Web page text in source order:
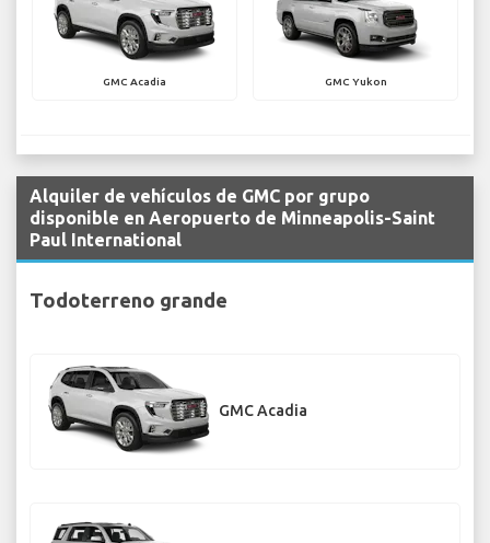
GMC Acadia GMC Yukon
Alquiler de vehículos de GMC por grupo
disponible en Aeropuerto de Minneapolis-Saint
Paul International
Todoterreno grande
GMC Acadia